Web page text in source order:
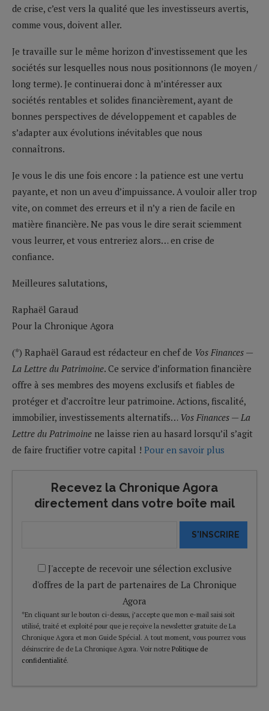
de crise, c’est vers la qualité que les investisseurs avertis,
comme vous, doivent aller.
Je travaille sur le même horizon d’investissement que les
sociétés sur lesquelles nous nous positionnons (le moyen /
long terme). Je continuerai donc à m’intéresser aux
sociétés rentables et solides financièrement, ayant de
bonnes perspectives de développement et capables de
s’adapter aux évolutions inévitables que nous
connaîtrons.
Je vous le dis une fois encore : la patience est une vertu
payante, et non un aveu d’impuissance. A vouloir aller trop
vite, on commet des erreurs et il n’y a rien de facile en
matière financière. Ne pas vous le dire serait sciemment
vous leurrer, et vous entreriez alors… en crise de
confiance.
Meilleures salutations,
Raphaël Garaud
Pour la Chronique Agora
(*) Raphaël Garaud est rédacteur en chef de Vos Finances —
La Lettre du Patrimoine. Ce service d’information financière
offre à ses membres des moyens exclusifs et fiables de
protéger et d’accroître leur patrimoine. Actions, fiscalité,
immobilier, investissements alternatifs… Vos Finances — La
Lettre du Patrimoine ne laisse rien au hasard lorsqu’il s’agit
de faire fructifier votre capital ! Pour en savoir plus
Recevez la Chronique Agora
directement dans votre boîte mail
S'INSCRIRE
J'accepte de recevoir une sélection exclusive
d'offres de la part de partenaires de La Chronique
Agora
*En cliquant sur le bouton ci-dessus, j’accepte que mon e-mail saisi soit
utilisé, traité et exploité pour que je reçoive la newsletter gratuite de La
Chronique Agora et mon Guide Spécial. A tout moment, vous pourrez vous
désinscrire de de La Chronique Agora. Voir notre Politique de
confidentialité.